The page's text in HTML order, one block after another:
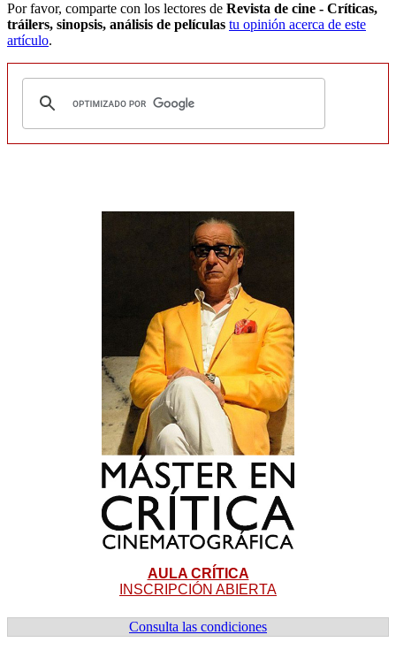
Por favor, comparte con los lectores de Revista de cine - Críticas,
tráilers, sinopsis, análisis de películas tu opinión acerca de este
artículo.
AULA CRÍTICA
INSCRIPCIÓN ABIERTA
Consulta las condiciones